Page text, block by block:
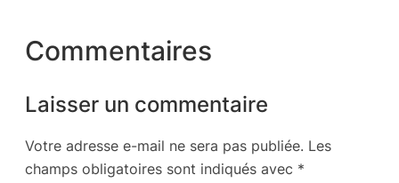
Commentaires
Laisser un commentaire
Votre adresse e-mail ne sera pas publiée. Les
champs obligatoires sont indiqués avec *